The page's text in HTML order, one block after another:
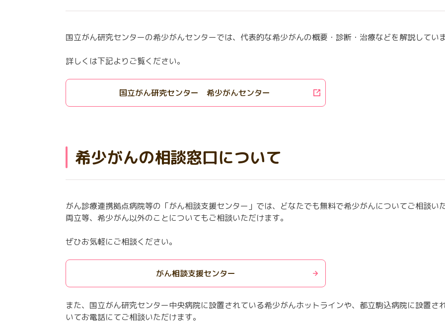
国立がん研究センターの希少がんセンターでは、代表的な希少がんの概要・診断・治療などを解説してい
詳しくは下記よりご覧ください。
国立がん研究センター 希少がんセンター
希少がんの相談窓口について
がん診療連携拠点病院等の「がん相談支援センター」では、どなたでも無料で希少がんについてご相談い
両立等、希少がん以外のことについてもご相談いただけます。
ぜひお気軽にご相談ください。
がん相談支援センター
また、国立がん研究センター中央病院に設置されている希少がんホットラインや、都立駒込病院に設置さ
いてお電話にてご相談いただけます。